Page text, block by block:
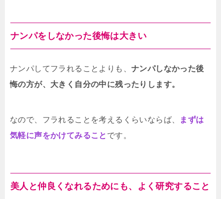
ナンパをしなかった後悔は大きい
ナンパしてフラれることよりも、 ナンパしなかった後
悔の方が、大きく自分の中に残ったりします。
なので、フラれることを考えるくらいならば、
まずは
気軽に声をかけてみること です。
美人と仲良くなれるためにも、よく研究すること